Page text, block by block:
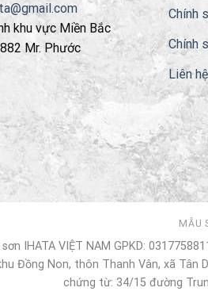
khu vực Miền Bắc
Mr. Phước
Chính
Chính
Liên hệ
MẪU
IHATA VIỆT NAM GPKD:
Đồng Non, thôn Thanh Vân, xã
chứng từ: 34/15 đường